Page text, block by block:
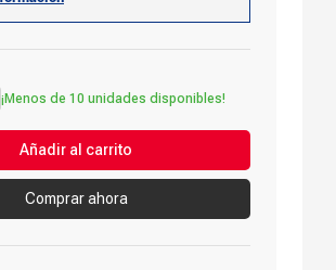
¡Menos de 10 unidades disponibles!
Añadir al carrito
Comprar ahora